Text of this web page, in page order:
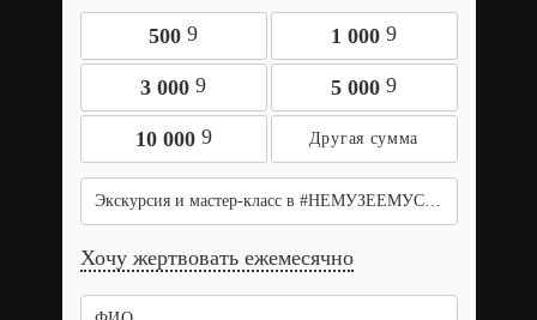
500 9 1 000 9
3 000 9 5 000 9
10 000 9
Экскурсия и мастер-класс в #НЕМУЗЕЕМУСОРА
Хочу жертвовать ежемесячно